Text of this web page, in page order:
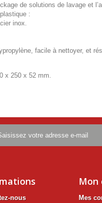
de solutions de lavage et
:
inox.
facile à nettoyer, et
x 250 x 52 mm.
nous
Mon
Mes